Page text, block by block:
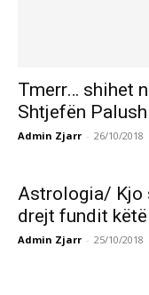
Tmerr… shihet
Shtjefën
Admin Zjarr - 26/10/2018
Astrologia/ Kjo
drejt fundit këtë
Admin Zjarr - 25/10/2018